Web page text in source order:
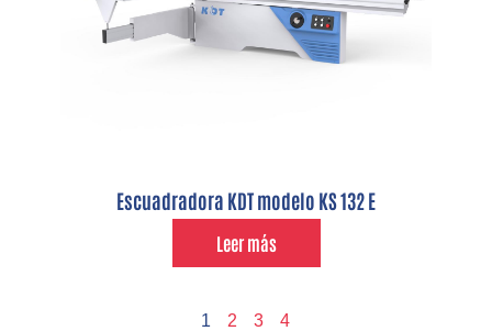
Escuadradora KDT modelo KS 132 E
Leer más
1 2 3 4